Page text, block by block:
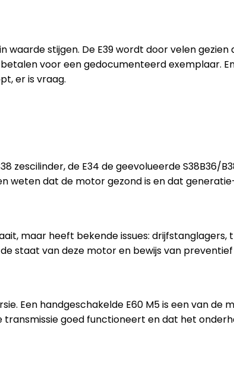
waarde stijgen. De E39 wordt door velen
voor een gedocumenteerd exemplaar.
er is vraag.
de E34 de geevolueerde S38B36/
weten dat de motor gezond is en dat
maar heeft bekende issues:
staat van deze motor en bewijs van
Een handgeschakelde E60 M5 is een van de
goed functioneert en dat het